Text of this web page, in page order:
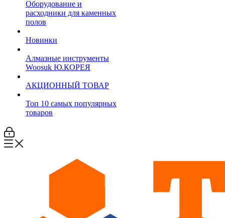
Оборудование и
расходники для каменных
полов
Новинки
Алмазные инструменты
Woosuk Ю.КОРЕЯ
АКЦИОННЫЙ ТОВАР
Топ 10 самых популярных
товаров